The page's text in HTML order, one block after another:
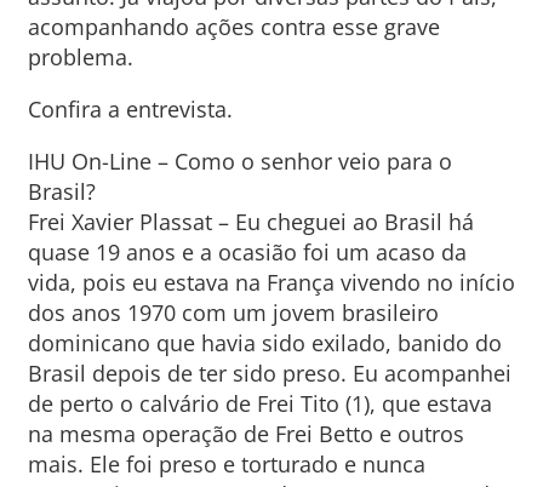
acompanhando ações contra esse grave
problema.
Confira a entrevista.
IHU On-Line – Como o senhor veio para o
Brasil?
Frei Xavier Plassat – Eu cheguei ao Brasil há
quase 19 anos e a ocasião foi um acaso da
vida, pois eu estava na França vivendo no início
dos anos 1970 com um jovem brasileiro
dominicano que havia sido exilado, banido do
Brasil depois de ter sido preso. Eu acompanhei
de perto o calvário de Frei Tito (1), que estava
na mesma operação de Frei Betto e outros
mais. Ele foi preso e torturado e nunca